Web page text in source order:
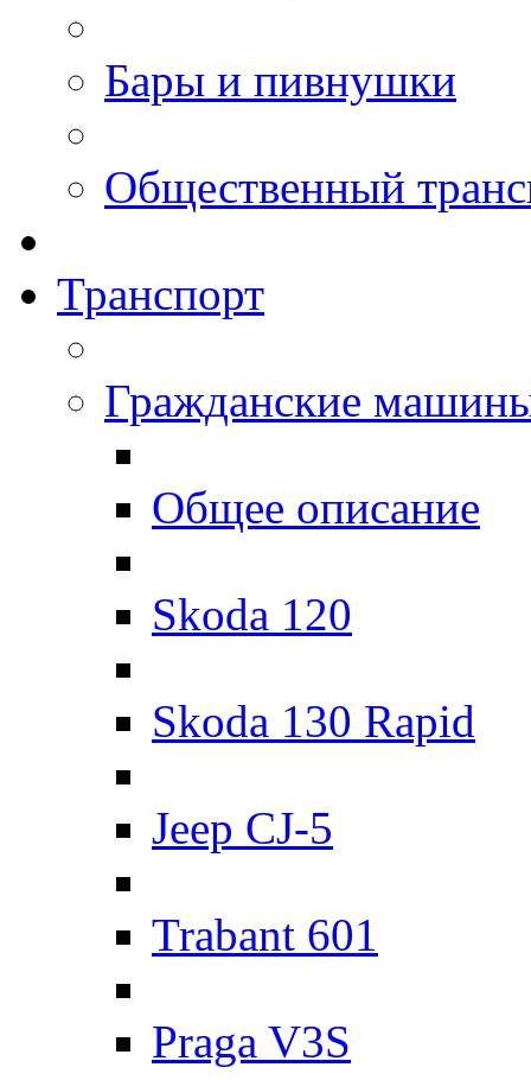
Бары и пивнушки
Общественный
Транспорт
Гражданские
Общее описание
Skoda 120
Skoda 130 Rapid
Jeep CJ-5
Trabant 601
Praga V3S